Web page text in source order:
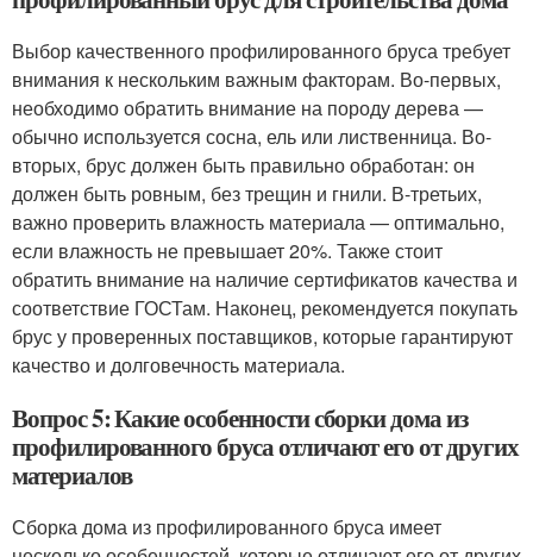
Выбор качественного профилированного бруса требует
внимания к нескольким важным факторам. Во-первых,
необходимо обратить внимание на породу дерева —
обычно используется сосна, ель или лиственница. Во-
вторых, брус должен быть правильно обработан: он
должен быть ровным, без трещин и гнили. В-третьих,
важно проверить влажность материала — оптимально,
если влажность не превышает 20%. Также стоит
обратить внимание на наличие сертификатов качества и
соответствие ГОСТам. Наконец, рекомендуется покупать
брус у проверенных поставщиков, которые гарантируют
качество и долговечность материала.
Вопрос 5: Какие особенности сборки дома из
профилированного бруса отличают его от других
материалов
Сборка дома из профилированного бруса имеет